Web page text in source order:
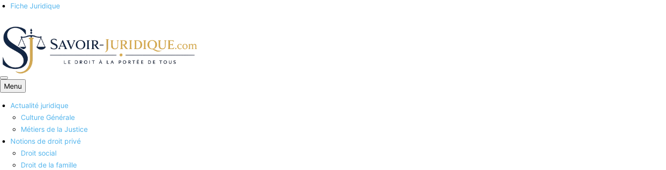
Fiche Juridique
Savoirs juridiques
Menu
Actualité juridique
Culture Générale
Métiers de la Justice
Notions de droit privé
Droit social
Droit de la famille